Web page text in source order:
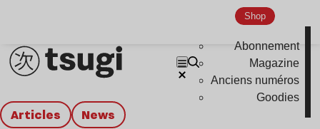
Shop
Abonnement
Magazine
Anciens numéros
Goodies
Articles news